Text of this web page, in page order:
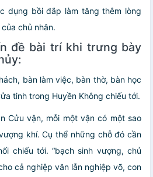
dụng bồi đắp làm tăng thêm lòng
chủ nhân.
đề bài trí khi trưng bày
bàn làm việc, bàn thờ, bàn học
tinh trong Huyền Không chiếu tới.
Cửu vận, mỗi một vận có một sao
khí. Cụ thể những chỗ đó cần
chiếu tới. “bạch sinh vượng, chủ
cả nghiệp văn lẫn nghiệp võ, con